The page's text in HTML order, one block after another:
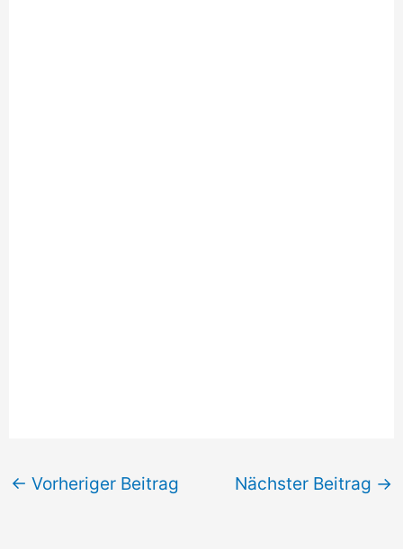
← Vorheriger Beitrag Nächster Beitrag →